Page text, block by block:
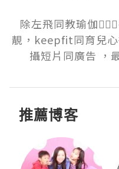
除左飛同教瑜伽
靚，keepfit同育兒
攝短片同廣告 ，
推薦博客